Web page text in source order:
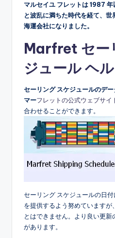
マルセイユ フレットは 1987
と波乱に満ちた時代を経て、
海運会社になりました。
Marfret セー
ジュール ヘ
セーリング スケジュールのデー
マーフレットの公式ウェブサイ
合わせることができます。
セーリング スケジュールの日
を提供するよう努めていますが
とはできません。より良い更
があります。